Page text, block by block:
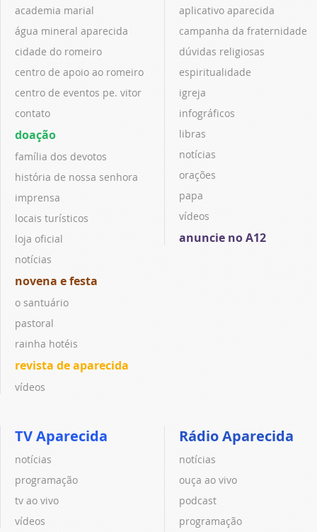
academia marial
água mineral aparecida
cidade do romeiro
centro de apoio ao romeiro
centro de eventos pe. vitor
contato
doação
família dos devotos
história de nossa senhora
imprensa
locais turísticos
loja oficial
notícias
novena e festa
o santuário
pastoral
rainha hotéis
revista de aparecida
vídeos
aplicativo aparecida
campanha da fraternidade
dúvidas religiosas
espiritualidade
igreja
infográficos
libras
notícias
orações
papa
vídeos
anuncie no A12
TV Aparecida
notícias
programação
tv ao vivo
vídeos
Rádio Aparecida
notícias
ouça ao vivo
podcast
programação